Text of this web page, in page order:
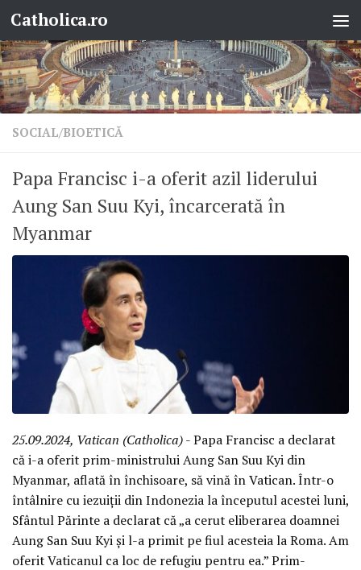
Skip to content
Catholica.ro
SOCIAL/BIOETICĂ
Papa Francisc i-a oferit azil liderului
Aung San Suu Kyi, încarcerată în
Myanmar
25.09.2024, Vatican (Catholica)- Papa Francisc a declarat
că i-a oferit prim-ministrului Aung San Suu Kyi din
Myanmar, aflată în închisoare, să vină în Vatican. Într-o
întâlnire cu iezuiții din Indonezia la începutul acestei luni,
Sfântul Părinte a declarat că „a cerut eliberarea doamnei
Aung San Suu Kyi și l-a primit pe fiul acesteia la Roma. Am
oferit Vaticanul ca loc de refugiu pentru ea.” Prim-